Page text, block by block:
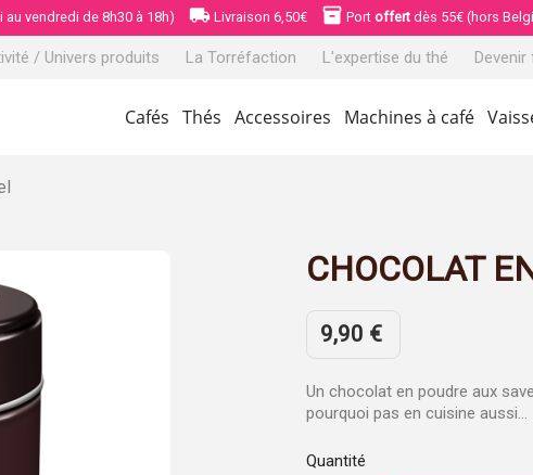
au vendredi de 8h30 à 18h) local_shipping Livraison 6,50€ inventory_2
Port offert dès 55€ (hors
/ Univers produits La Torréfaction L'expertise du thé
Cafés Thés Accessoires Machines à café
CHOCOLAT
9,90 €
Un chocolat en poudre aux
pourquoi pas en cuisine aussi...
Quantité